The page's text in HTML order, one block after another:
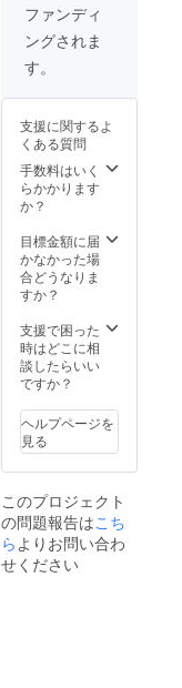
ファンディ
ングされま
す。
支援に関するよ
くある質問
手数料はいく
らかかります
か？
目標金額に届
かなかった場
合どうなりま
すか？
支援で困った
時はどこに相
談したらいい
ですか？
ヘルプページを
見る
このプロジェクト
の問題報告はこち
らよりお問い合わ
せください